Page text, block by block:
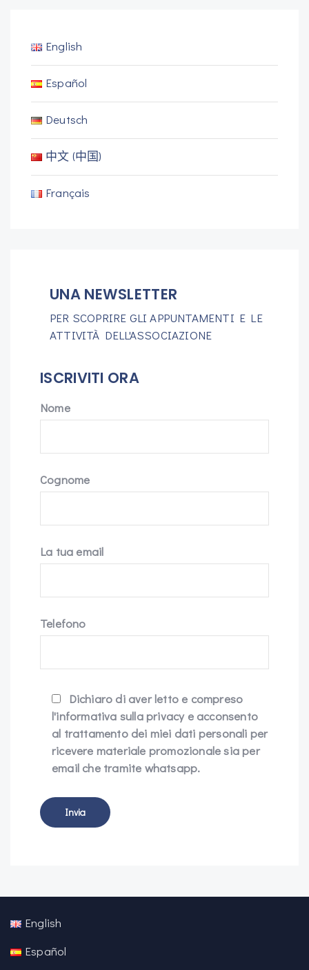
English
Español
Deutsch
中文 (中国)
Français
UNA NEWSLETTER
PER SCOPRIRE GLI APPUNTAMENTI E LE
ATTIVITÀ DELL'ASSOCIAZIONE
ISCRIVITI ORA
Nome
Cognome
La tua email
Telefono
Dichiaro di aver letto e compreso
l'informativa sulla privacy e acconsento
al trattamento dei miei dati personali per
ricevere materiale promozionale sia per
email che tramite whatsapp.
English
Español